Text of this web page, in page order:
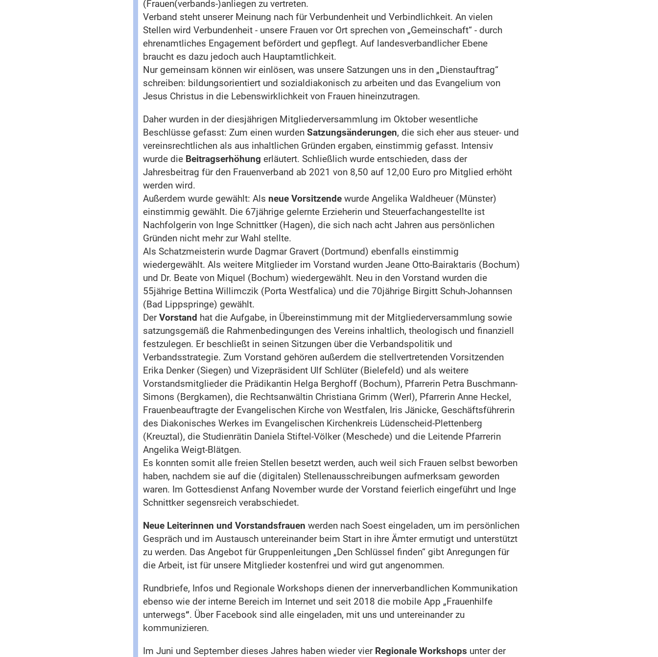
(Frauen(verbands-)anliegen zu vertreten.
Verband steht unserer Meinung nach für Verbundenheit und Verbindlichkeit. An vielen
Stellen wird Verbundenheit - unsere Frauen vor Ort sprechen von „Gemeinschaft“ - durch
ehrenamtliches Engagement befördert und gepflegt. Auf landesverbandlicher Ebene
braucht es dazu jedoch auch Hauptamtlichkeit.
Nur gemeinsam können wir einlösen, was unsere Satzungen uns in den „Dienstauftrag“
schreiben: bildungsorientiert und sozialdiakonisch zu arbeiten und das Evangelium von
Jesus Christus in die Lebenswirklichkeit von Frauen hineinzutragen.
Daher wurden in der diesjährigen Mitgliederversammlung im Oktober wesentliche
Beschlüsse gefasst: Zum einen wurden Satzungsänderungen, die sich eher aus steuer- und
vereinsrechtlichen als aus inhaltlichen Gründen ergaben, einstimmig gefasst. Intensiv
wurde die Beitragserhöhung erläutert. Schließlich wurde entschieden, dass der
Jahresbeitrag für den Frauenverband ab 2021 von 8,50 auf 12,00 Euro pro Mitglied erhöht
werden wird.
Außerdem wurde gewählt: Als neue Vorsitzende wurde Angelika Waldheuer (Münster)
einstimmig gewählt. Die 67jährige gelernte Erzieherin und Steuerfachangestellte ist
Nachfolgerin von Inge Schnittker (Hagen), die sich nach acht Jahren aus persönlichen
Gründen nicht mehr zur Wahl stellte.
Als Schatzmeisterin wurde Dagmar Gravert (Dortmund) ebenfalls einstimmig
wiedergewählt. Als weitere Mitglieder im Vorstand wurden Jeane Otto-Bairaktaris (Bochum)
und Dr. Beate von Miquel (Bochum) wiedergewählt. Neu in den Vorstand wurden die
55jährige Bettina Willimczik (Porta Westfalica) und die 70jährige Birgitt Schuh-Johannsen
(Bad Lippspringe) gewählt.
DerVorstand hat die Aufgabe, in Übereinstimmung mit der Mitgliederversammlung sowie
satzungsgemäß die Rahmenbedingungen des Vereins inhaltlich, theologisch und finanziell
festzulegen. Er beschließt in seinen Sitzungen über die Verbandspolitik und
Verbandsstrategie. Zum Vorstand gehören außerdem die stellvertretenden Vorsitzenden
Erika Denker (Siegen) und Vizepräsident Ulf Schlüter (Bielefeld) und als weitere
Vorstandsmitglieder die Prädikantin Helga Berghoff (Bochum), Pfarrerin Petra Buschmann-
Simons (Bergkamen), die Rechtsanwältin Christiana Grimm (Werl), Pfarrerin Anne Heckel,
Frauenbeauftragte der Evangelischen Kirche von Westfalen, Iris Jänicke, Geschäftsführerin
des Diakonisches Werkes im Evangelischen Kirchenkreis Lüdenscheid-Plettenberg
(Kreuztal), die Studienrätin Daniela Stiftel-Völker (Meschede) und die Leitende Pfarrerin
Angelika Weigt-Blätgen.
Es konnten somit alle freien Stellen besetzt werden, auch weil sich Frauen selbst beworben
haben, nachdem sie auf die (digitalen) Stellenausschreibungen aufmerksam geworden
waren. Im Gottesdienst Anfang November wurde der Vorstand feierlich eingeführt und Inge
Schnittker segensreich verabschiedet.
Neue Leiterinnen und Vorstandsfrauen werden nach Soest eingeladen, um im persönlichen
Gespräch und im Austausch untereinander beim Start in ihre Ämter ermutigt und unterstützt
zu werden. Das Angebot für Gruppenleitungen „Den Schlüssel finden“ gibt Anregungen für
die Arbeit, ist für unsere Mitglieder kostenfrei und wird gut angenommen.
Rundbriefe, Infos und Regionale Workshops dienen der innerverbandlichen Kommunikation
ebenso wie der interne Bereich im Internet und seit 2018 die mobile App „Frauenhilfe
unterwegs“. Über Facebook sind alle eingeladen, mit uns und untereinander zu
kommunizieren.
Im Juni und September dieses Jahres haben wieder vierRegionale Workshops unter der